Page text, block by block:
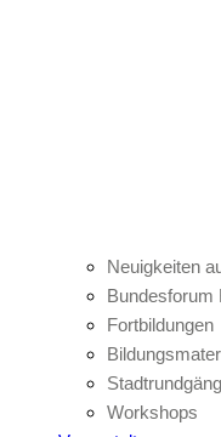
Neuigkeiten
Bundesforum
Fortbildungen
Workshops